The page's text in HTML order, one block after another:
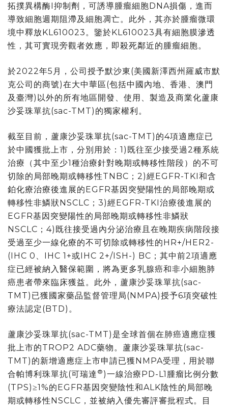
拓撲異構酶I抑制劑，可誘導腫瘤細胞DNA損傷，進而
導致細胞週期阻滯及細胞凋亡。此外，其亦於腫瘤微環
境中釋放KL610023。鑒於KL610023具有細胞膜滲透
性，其可實現旁觀者效應，即殺死鄰近的腫瘤細胞。
於2022年5月，公司授予默沙東(美國新澤西州羅威市默
克公司的商號)在大中華區(包括中國內地、香港、澳門
及臺灣)以外的所有地區開發、使用、製造及商業化蘆康
沙妥珠單抗(sac-TMT)的獨家權利。
截至目前，蘆康沙妥珠單抗(sac-TMT)的4項適應症已
於中國獲批上市，分別用於：1)既往至少接受過2種系統
治療（其中至少1種治療針對晚期或轉移性階段）的不可
切除的局部晚期或轉移性TNBC；2)經EGFR-TKI和含
鉑化療治療後進展的EGFR基因突變陽性的局部晚期或
轉移性非鱗狀NSCLC；3)經EGFR-TKI治療後進展的
EGFR基因突變陽性的局部晚期或轉移性非鱗狀
NSCLC；4)既往接受過內分泌治療且在晚期疾病階段接
受過至少一線化療的不可切除或轉移性的HR+/HER2-
(IHC 0、IHC 1+或IHC 2+/ISH-) BC；其中前2項適應
症已經被納入醫保範圍，將為更多乳腺癌和非小細胞肺
癌患者帶來臨床獲益。此外，蘆康沙妥珠單抗(sac-
TMT)已獲國家藥品監督管理局(NMPA)授予6項突破性
療法認定(BTD)。
蘆康沙妥珠單抗(sac-TMT)是全球首個在肺癌適應症獲
批上市的TROP2 ADC藥物。蘆康沙妥珠單抗(sac-
TMT)的新增適應症上市申請已獲NMPA受理，用於聯
合帕博利珠單抗(可瑞達 ® )一線治療PD-L1腫瘤比例分數
(TPS)≥1%的EGFR基因突變陰性和ALK陰性的局部晚
期或轉移性NSCLC，並被納入優先審評審批程式。目